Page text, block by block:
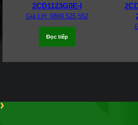
2CD1123G0E-I
Giá LH: 0869 525 552
Đọc tiếp